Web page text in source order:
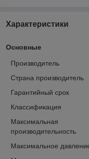
Характеристики
Основные
Производитель
Страна производитель
Гарантийный срок
Классификация
Максимальная
производительность
Максимальное